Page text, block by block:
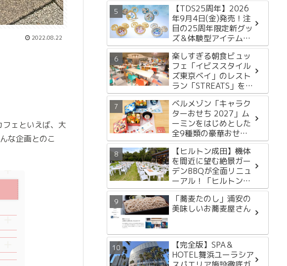
2022.08.22
ェといえば、大
な企画とのこ
ます！
【TDS25周年】2026
年9月4日(金)発売！注
目の25周年限定新グッ
ズ＆体験型アイテム3
選
楽しすぎる朝食ビュッ
フェ「イビススタイル
ズ東京ベイ」のレスト
ラン「STREATS」をレ
ポートします
ベルメゾン「キャラク
ターおせち 2027」ム
ーミンをはじめとした
全9種類の豪華おせち
を徹底紹介
【ヒルトン成田】機体
を間近に望む絶景ガー
デンBBQが全面リニュ
ーアル！「ヒルトンガ
ーデンバーベキュー
2026」徹底レポート
「蕎麦たのし」浦安の
美味しいお蕎麦屋さん
【完全版】SPA＆
HOTEL舞浜ユーラシア